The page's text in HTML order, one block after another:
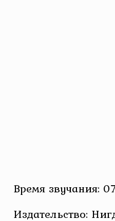
Время звучания:
Издательство: